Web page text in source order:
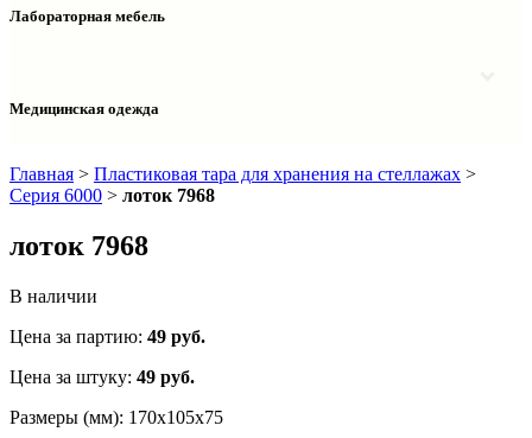
Столы рабочие
Шкафы колонки
Шкафы колонки медицинские
Лабораторная мебель
Тумбы мойки лабораторные
Медицинская одежда
Главная > Пластиковая тара для хранения на стеллажах >
Серия 6000 > лоток 7968
лоток 7968
В наличии
Цена за партию: 49 руб.
Цена за штуку: 49 руб.
Размеры (мм): 170x105x75